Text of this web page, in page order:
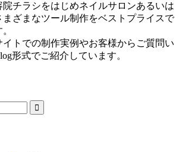
チラシをはじめネイルサロンあるいは
ざまなツール制作をベストプライスで
イトでの制作実例やお客様からご質問い
形式でご紹介しています。
